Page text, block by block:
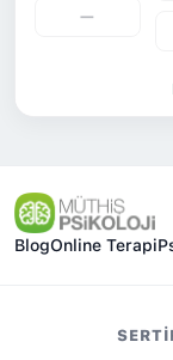
—
BlogOnline Terapi